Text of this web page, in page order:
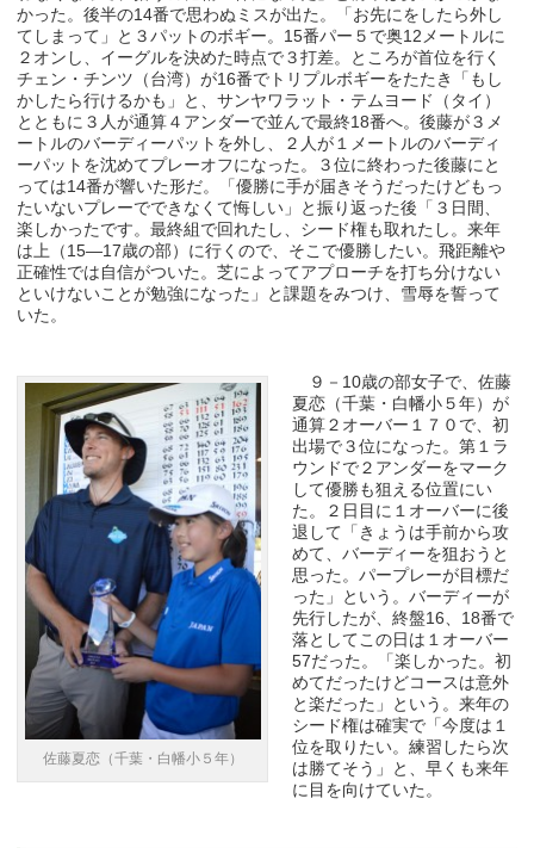
かった。後半の14番で思わぬミスが出た。「お先にをしたら外し
てしまって」と３パットのボギー。15番パー５で奥12メートルに
２オンし、イーグルを決めた時点で３打差。ところが首位を行く
チェン・チンツ（台湾）が16番でトリプルボギーをたたき「もし
かしたら行けるかも」と、サンヤワラット・テムヨード（タイ）
とともに３人が通算４アンダーで並んで最終18番へ。後藤が３メ
ートルのバーディーパットを外し、２人が１メートルのバーディ
ーパットを沈めてプレーオフになった。３位に終わった後藤にと
っては14番が響いた形だ。「優勝に手が届きそうだったけどもっ
たいないプレーでできなくて悔しい」と振り返った後「３日間、
楽しかったです。最終組で回れたし、シード権も取れたし。来年
は上（15―17歳の部）に行くので、そこで優勝したい。飛距離や
正確性では自信がついた。芝によってアプローチを打ち分けない
といけないことが勉強になった」と課題をみつけ、雪辱を誓って
いた。
佐藤夏恋（千葉・白幡小５年）
９－10歳の部女子で、佐藤
夏恋（千葉・白幡小５年）が
通算２オーバー１７０で、初
出場で３位になった。第１ラ
ウンドで２アンダーをマーク
して優勝も狙える位置にい
た。２日目に１オーバーに後
退して「きょうは手前から攻
めて、バーディーを狙おうと
思った。パープレーが目標だ
った」という。バーディーが
先行したが、終盤16、18番で
落としてこの日は１オーバー
57だった。「楽しかった。初
めてだったけどコースは意外
と楽だった」という。来年の
シード権は確実で「今度は１
位を取りたい。練習したら次
は勝てそう」と、早くも来年
に目を向けていた。